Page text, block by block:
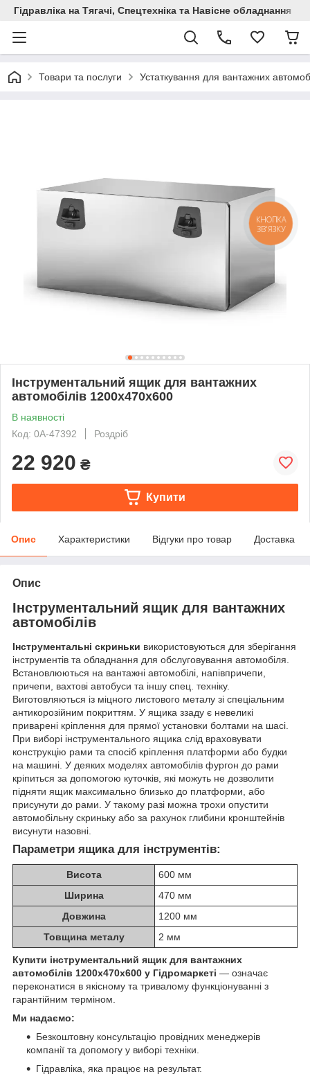
Гідравліка на Тягачі, Спецтехніка та Навісне обладнання
Товари та послуги Устаткування для вантажних
Інструментальний ящик для вантажних
автомобілів 1200х470х600
В наявності
Код: 0А-47392
Роздріб
22 920 ₴
Купити
Опис Характеристики Відгуки про товар Доставка
Опис
Інструментальний ящик для вантажних
автомобілів
Інструментальні скриньки використовуються для зберігання
інструментів та обладнання для обслуговування автомобіля.
Встановлюються на вантажні автомобілі, напівпричепи,
причепи, вахтові автобуси та іншу спец. техніку.
Виготовляються із міцного листового металу зі спеціальним
антикорозійним покриттям. У ящика ззаду є невеликі
приварені кріплення для прямої установки болтами на шасі.
При виборі інструментального ящика слід враховувати
конструкцію рами та спосіб кріплення платформи або будки
на машині. У деяких моделях автомобілів фургон до рами
кріпиться за допомогою куточків, які можуть не дозволити
підняти ящик максимально близько до платформи, або
присунути до рами. У такому разі можна трохи опустити
автомобільну скриньку або за рахунок глибини кронштейнів
висунути назовні.
Параметри ящика для інструментів:
Висота
600 мм
Ширина
470 мм
Довжина
1200 мм
Товщина металу
2 мм
Купити інструментальний ящик для вантажних
автомобілів 1200х470х600 у Гідромаркеті — означає
переконатися в якісному та тривалому функціонуванні з
гарантійним терміном.
Ми надаємо:
Безкоштовну консультацію провідних менеджерів
компанії та допомогу у виборі техніки.
Гідравліка, яка працює на результат.
КНОПКА
ЗВ'ЯЗКУ